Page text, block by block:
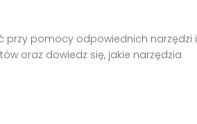
przy pomocy odpowiednich narzędzi i
oraz dowiedz się, jakie narzędzia